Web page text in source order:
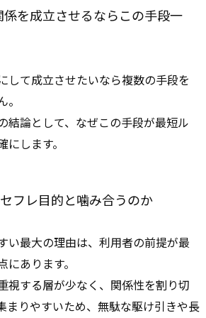
を成立させるならこの手段一
して成立させたいなら複数の手段を
結論として、なぜこの手段が最短ル
します。
フレ目的と噛み合うのか
い最大の理由は、利用者の前提が最
あります。
視する層が少なく、関係性を割り切
まりやすいため、無駄な駆け引きや長